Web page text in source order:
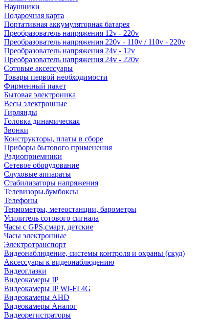
Наушники
Подарочная карта
Портативная аккумуляторная батарея
Преобразователь напряжения 12v - 220v
Преобразователь напряжения 220v - 110v / 110v - 220v
Преобразователь напряжения 24v - 12v
Преобразователь напряжения 24v - 220v
Сотовые аксессуары
Товары первой необходимости
Фирменный пакет
Бытовая электроника
Весы электронные
Гирлянды
Головка динамическая
Звонки
Конструкторы, платы в сборе
Приборы бытового применения
Радиоприемники
Сетевое оборудование
Слуховые аппараты
Стабилизаторы напряжения
Телевизоры.бумбоксы
Телефоны
Термометры, метеостанции, барометры
Усилитель сотового сигнала
Часы с GPS,смарт, детские
Часы электронные
Электротранспорт
Видеонаблюдение, системы контроля и охраны (скуд)
Аксессуары к видеонаблюдению
Видеоглазки
Видеокамеры IP
Видеокамеры IP WI-FI 4G
Видеокамеры AHD
Видеокамеры Аналог
Видеорегистраторы